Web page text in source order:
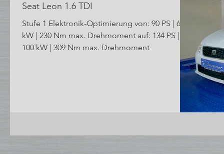
Seat Leon 1.6 TDI
Stufe 1 Elektronik-Optimierung von: 90 PS | 66
kW | 230 Nm max. Drehmoment auf: 134 PS |
100 kW | 309 Nm max. Drehmoment